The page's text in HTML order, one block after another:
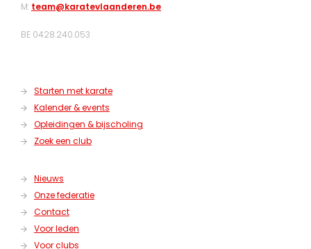
M: team@karatevlaanderen.be
BE 0428.240.053
Starten met karate
Kalender & events
Opleidingen & bijscholing
Zoek een club
Nieuws
Onze federatie
Contact
Voor leden
Voor clubs